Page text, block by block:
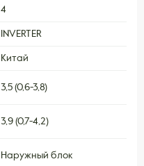
4
INVERTER
Китай
3,5 (0,6-3,8)
3,9 (0,7-4,2)
Наружный блок